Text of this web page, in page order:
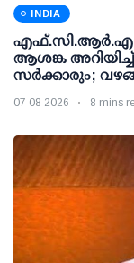
INDIA
എഫ്.സി.ആര്‍.എ
ആശങ്ക
സര്‍ക്കാരും;
07 08 2026 8 mins